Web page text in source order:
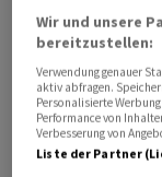
War der Rubel
des von
Angriffskriegs
später im
auch die
Wir und unsere
bereitzustellen:
Verwendung genauer
aktiv abfragen.
Personalisierte
Performance von
Verbesserung von
Liste der Partner